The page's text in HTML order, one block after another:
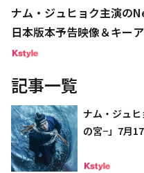
ナム・ジュヒョク主演の
日本版本予告映像＆キー
記事一覧
ナム・ジュ
の宮−」7月